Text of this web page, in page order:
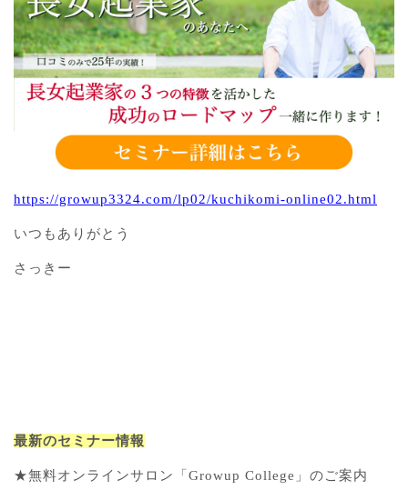
https://growup3324.com/lp02/kuchikomi-online02.html
いつもありがとう
さっきー
最新のセミナー情報
★無料オンラインサロン「Growup College」のご案内